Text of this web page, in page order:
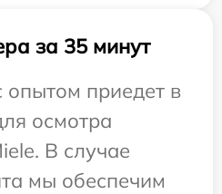
за 35 минут
приедет в
осмотра
В случае
мы обеспечим